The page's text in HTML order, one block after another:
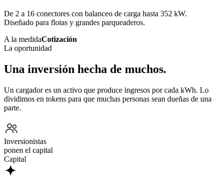
De 2 a 16 conectores con balanceo de carga hasta 352 kW.
Diseñado para flotas y grandes parqueaderos.
A la medidaCotización
La oportunidad
Una inversión hecha de muchos.
Un cargador es un activo que produce ingresos por cada kWh. Lo
dividimos en tokens para que muchas personas sean dueñas de una
parte.
Inversionistas
ponen el capital
Capital